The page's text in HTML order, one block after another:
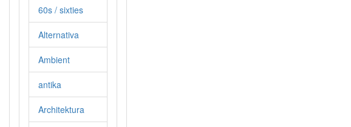
60s / sixties
Alternativa
Ambient
antika
Architektura